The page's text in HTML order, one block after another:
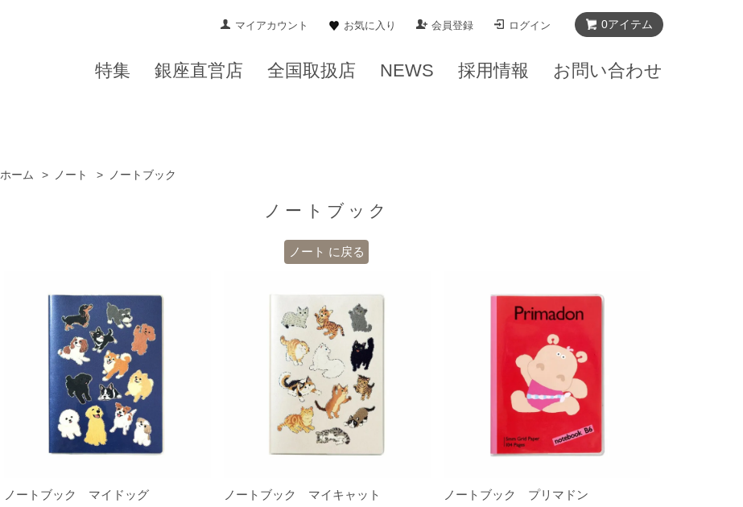
ホーム > ノート > ノートブック
ノートブック
ノート に戻る
ノートブック マイドッグ ノートブック マイキャット ノートブック プリマドン
0アイテム
マイアカウント お気に入り 会員登録 ログイン
特集 銀座直営店 全国取扱店 NEWS 採用情報 お問い合わせ